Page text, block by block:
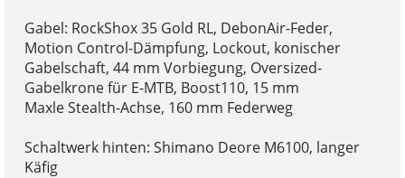
Gabel: RockShox 35 Gold RL, DebonAir-Feder,
Motion Control-Dämpfung, Lockout, konischer
Gabelschaft, 44 mm Vorbiegung, Oversized-
Gabelkrone für E-MTB, Boost110, 15 mm
Maxle Stealth-Achse, 160 mm Federweg
Schaltwerk hinten: Shimano Deore M6100, langer
Käfig